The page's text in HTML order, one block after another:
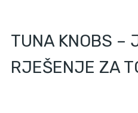
TUNA KNOBS –
RJEŠENJE ZA